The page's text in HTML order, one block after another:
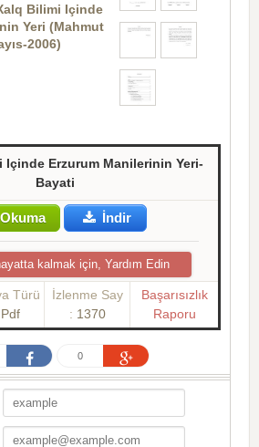
Bilimi Içinde
Yeri (Mahmut
2006)
Içinde Erzurum Manilerinin Yeri-
Bayati
Okuma İndir
kalmak için, Yardım Edin
Türü
Pdf
İzlenme Say
: 1370
Başarısızlık
Raporu
0